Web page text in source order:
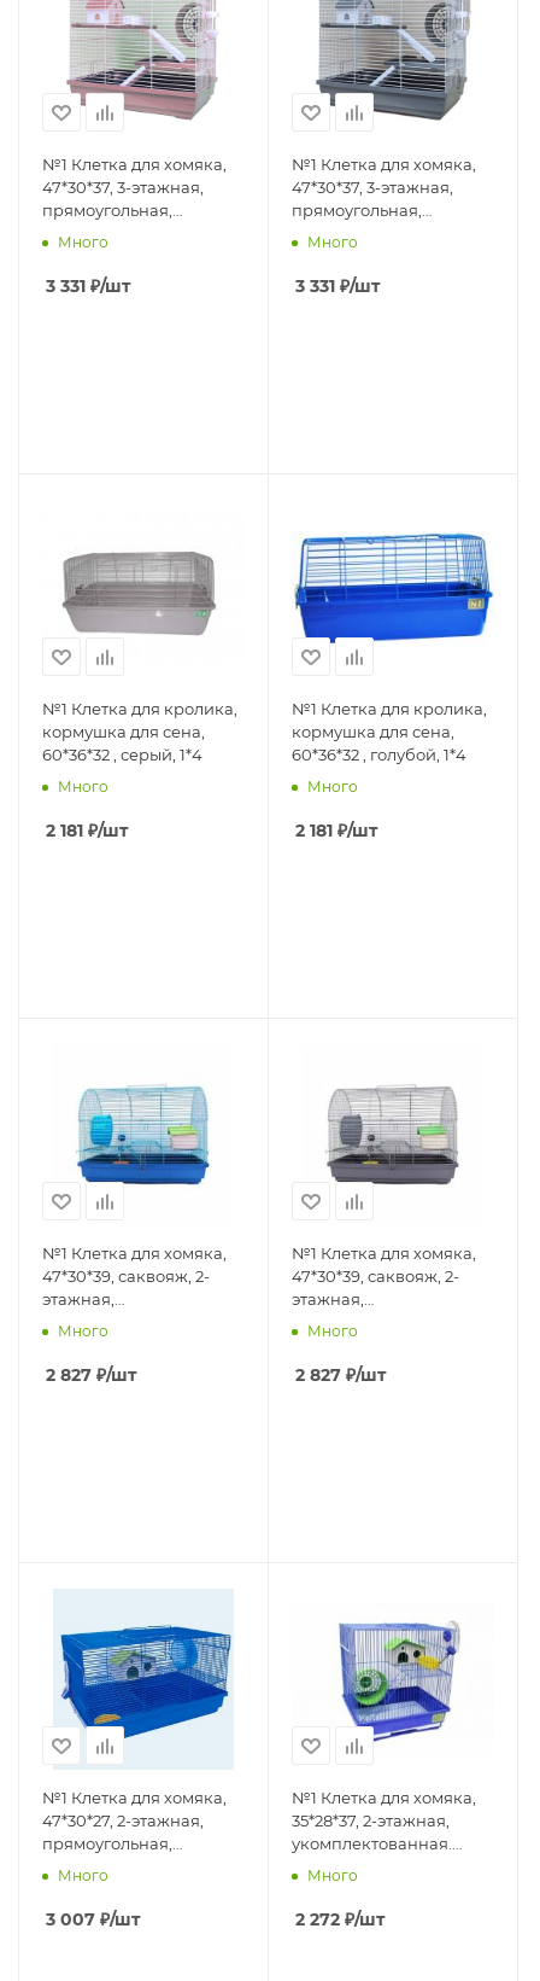
№1 Клетка для хомяка,
47*30*37, 3-этажная,
прямоугольная,
укомплектованная,
Много
3 331 ₽/шт
№1 Клетка для хомяка,
47*30*37, 3-этажная,
прямоугольная,
укомплектованная,
Много
3 331 ₽/шт
№1 Клетка для кролика,
кормушка для сена,
60*36*32 , серый, 1*4
Много
2 181 ₽/шт
№1 Клетка для кролика,
кормушка для сена,
60*36*32 , голубой, 1*4
Много
2 181 ₽/шт
№1 Клетка для хомяка,
47*30*39, саквояж, 2-
этажная,
укомплектованная,
Много
2 827 ₽/шт
№1 Клетка для хомяка,
47*30*39, саквояж, 2-
этажная,
укомплектованная,
Много
2 827 ₽/шт
№1 Клетка для хомяка,
47*30*27, 2-этажная,
прямоугольная,
укомплектованная.
Много
3 007 ₽/шт
№1 Клетка для хомяка,
35*28*37, 2-этажная,
укомплектованная.
1*10шт
Много
2 272 ₽/шт